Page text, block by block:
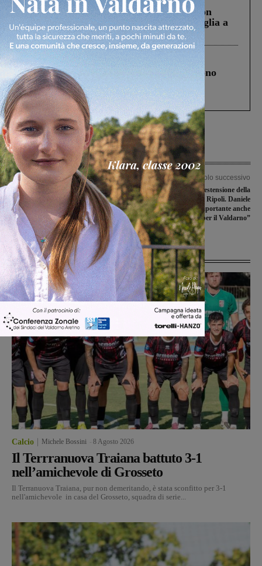
Scomparso da una struttura di Castiglion
Fiorentino l’uomo che aveva ucciso la figlia a
Levane nel 2020
Cronaca 4 Agosto 2026
Un anno fa la strage in A1 in cui morirono
Gianni, Giulia e Franco. Lo schianto, il
processo, lo stop ai sorpassi fra tir....
Articolo precedente
Incendio alle porte di Faella, a fuoco
sterpaglie su una superficie estesa
Articolo successivo
I sindaci chiedono l’estensione della
tramvia a Bagno a Ripoli. Daniele
Lorenzini: “Opera importante anche
per il Valdarno”
Ultime Notizie
Calcio Michele Bossini 8 Agosto 2026
Il Terrranuova Traiana battuto 3-1
nell’amichevole di Grosseto
Il Terranuova Traiana, pur non demeritando, è stata sconfitto per 3-1
nell'amichevole in casa del Grosseto, squadra di serie...